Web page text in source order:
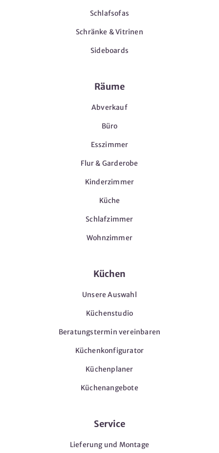
Schlafsofas
Schränke & Vitrinen
Sideboards
Räume
Abverkauf
Büro
Esszimmer
Flur & Garderobe
Kinderzimmer
Küche
Schlafzimmer
Wohnzimmer
Küchen
Unsere Auswahl
Küchenstudio
Beratungstermin vereinbaren
Küchenkonfigurator
Küchenplaner
Küchenangebote
Service
Lieferung und Montage